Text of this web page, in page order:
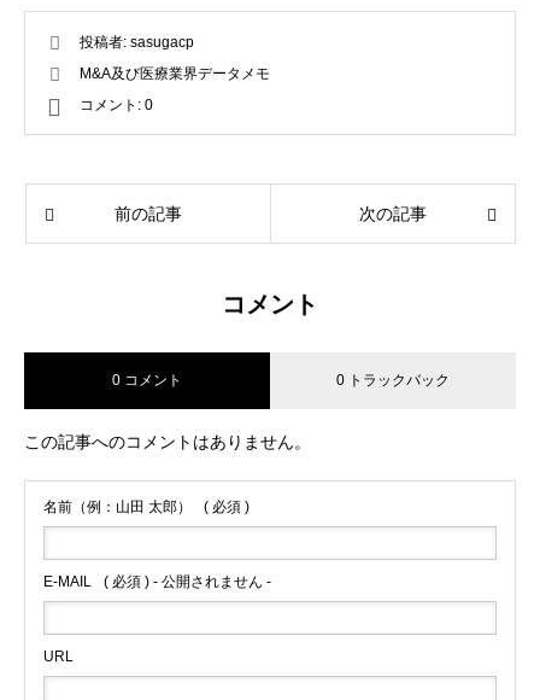
投稿者: sasugacp
M&A及び医療業界データメモ
コメント: 0
前の記事 次の記事
コメント
0 コメント 0 トラックバック
この記事へのコメントはありません。
名前（例：山田 太郎） ( 必須 )
E-MAIL ( 必須 ) - 公開されません -
URL